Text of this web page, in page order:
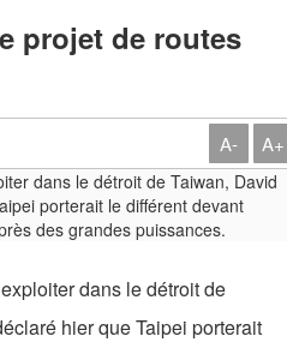
projet de routes
A- A+
dans le détroit de
hier que Taipei porterait